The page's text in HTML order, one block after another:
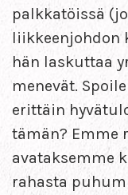
palkkatöissä
liikkeenjohdon
hän laskuttaa
menevät.
erittäin
tämän? Emme
avataksemme
rahasta